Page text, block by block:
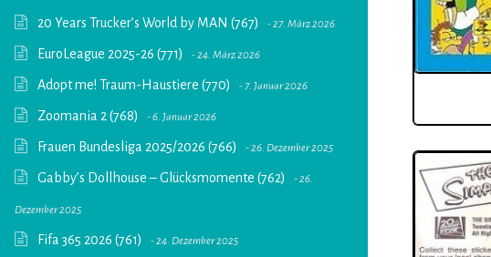
20 Years Trucker’s World by MAN (767) 27. März 2026
EuroLeague 2025-26 (771) 24. März 2026
Adopt me! Traum-Haustiere (770) 7. Januar 2026
Zoomania 2 (768) 6. Januar 2026
Frauen Bundesliga 2025/2026 (766) 26. Dezember 2025
Gabby’s Dollhouse – Glücksmomente (762) 26.
Dezember 2025
Fifa 365 2026 (761) 24. Dezember 2025